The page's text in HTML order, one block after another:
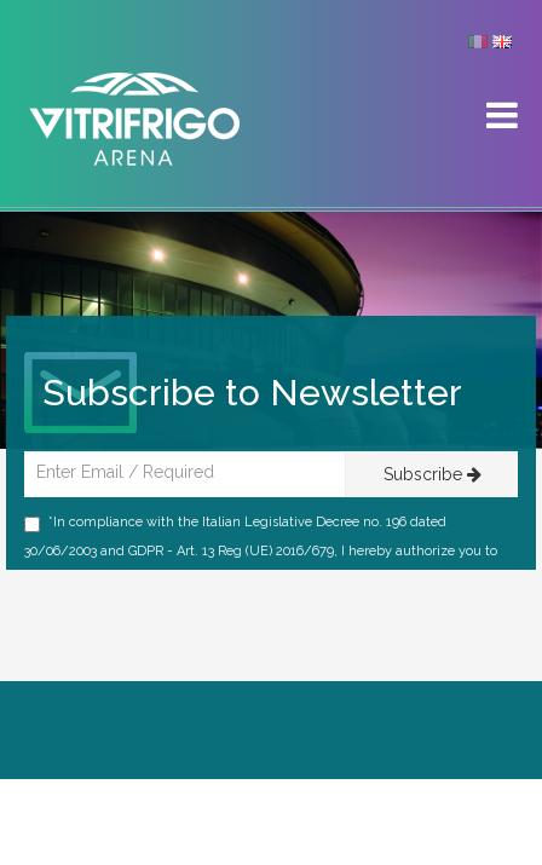
Subscribe to Newsletter
*In compliance with the Italian Legislative Decree no. 196 dated
30/06/2003 and GDPR - Art. 13 Reg (UE) 2016/679, I hereby authorize you to
Subscribe